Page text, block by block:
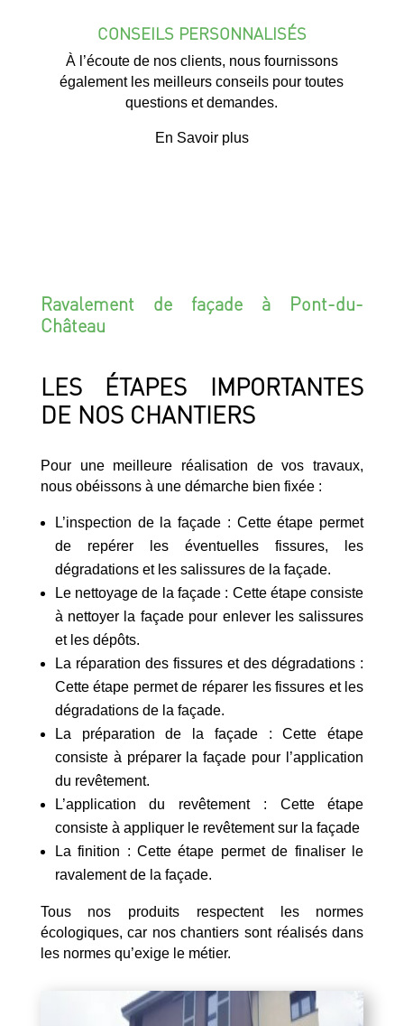
CONSEILS PERSONNALISÉS
À l’écoute de nos clients, nous fournissons
également les meilleurs conseils pour toutes
questions et demandes.
En Savoir plus
Ravalement de façade à Pont-du-
Château
LES ÉTAPES IMPORTANTES
DE NOS CHANTIERS
Pour une meilleure réalisation de vos travaux,
nous obéissons à une démarche bien fixée :
L’inspection de la façade : Cette étape permet
de repérer les éventuelles fissures, les
dégradations et les salissures de la façade.
Le nettoyage de la façade : Cette étape consiste
à nettoyer la façade pour enlever les salissures
et les dépôts.
La réparation des fissures et des dégradations :
Cette étape permet de réparer les fissures et les
dégradations de la façade.
La préparation de la façade : Cette étape
consiste à préparer la façade pour l’application
du revêtement.
L’application du revêtement : Cette étape
consiste à appliquer le revêtement sur la façade
La finition : Cette étape permet de finaliser le
ravalement de la façade.
Tous nos produits respectent les normes
écologiques, car nos chantiers sont réalisés dans
les normes qu’exige le métier.